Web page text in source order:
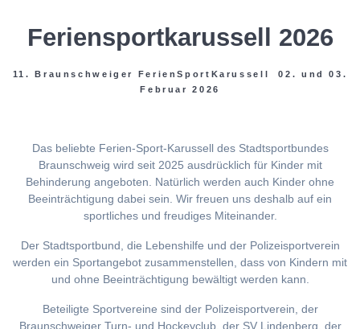
Feriensportkarussell 2026
11. Braunschweiger FerienSportKarussell 02. und 03.
Februar 2026
Das beliebte Ferien-Sport-Karussell des Stadtsportbundes
Braunschweig wird seit 2025 ausdrücklich für Kinder mit
Behinderung angeboten. Natürlich werden auch Kinder ohne
Beeinträchtigung dabei sein. Wir freuen uns deshalb auf ein
sportliches und freudiges Miteinander.
Der Stadtsportbund, die Lebenshilfe und der Polizeisportverein
werden ein Sportangebot zusammenstellen, dass von Kindern mit
und ohne Beeinträchtigung bewältigt werden kann.
Beteiligte Sportvereine sind der Polizeisportverein, der
Braunschweiger Turn- und Hockeyclub, der SV Lindenberg, der